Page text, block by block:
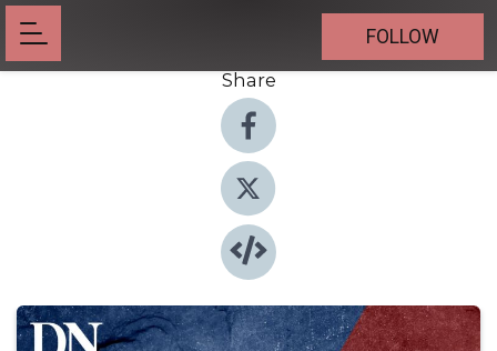
FOLLOW
Share